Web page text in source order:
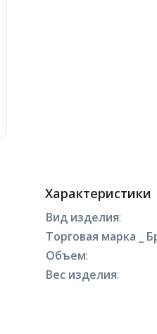
Характеристики
Вид изделия:
Торговая марка _
Объем:
Вес изделия: